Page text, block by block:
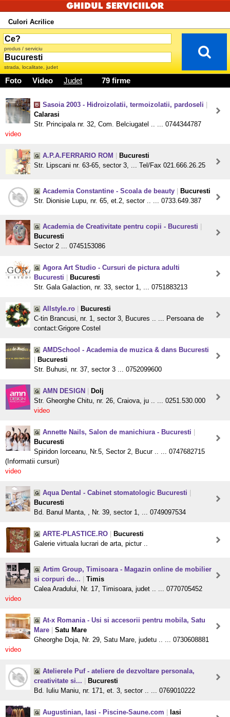
Culori Acrilice
produs / serviciu
strada, localitate, judet
Foto Video Judet 79 firme
Sasoia 2003 - Hidroizolatii, termoizolatii, pardoseli
Calarasi
Str. Principala nr. 32, Com. Belciugatel .. ... 0744344787
video
A.P.A.FERRARIO ROM
Bucuresti
Str. Lipscani nr. 63-65, sector 3, ... Tel/Fax 021.666.26.25
Academia Constantine - Scoala de beauty
Bucuresti
Str. Dionisie Lupu, nr. 65, et.2, sector .. ... 0733.649.387
Academia de Creativitate pentru copii - Bucuresti
Bucuresti
Sector 2 ... 0745153086
Agora Art Studio - Cursuri de pictura adulti
Bucuresti
Bucuresti
Str. Gala Galaction, nr. 33, sector 1, ... 0751883213
Allstyle.ro
Bucuresti
C-tin Brancusi, nr. 1, sector 3, Bucures .. ... Persoana de
contact:Grigore Costel
AMDSchool - Academia de muzica & dans Bucuresti
Bucuresti
Str. Buhusi, nr. 37, sector 3 ... 0752099600
AMN DESIGN
Dolj
Str. Gheorghe Chitu, nr. 26, Craiova, ju .. ... 0251.530.000
video
Annette Nails, Salon de manichiura - Bucuresti
Bucuresti
Spiridon Iorceanu, Nr.5, Sector 2, Bucur .. ... 0747682715
(Informatii cursuri)
video
Aqua Dental - Cabinet stomatologic Bucuresti
Bucuresti
Bd. Banul Manta, , Nr. 39, sector 1, ... 0749097534
ARTE-PLASTICE.RO
Bucuresti
Galerie virtuala lucrari de arta, pictur ..
Artim Group, Timisoara - Magazin online de mobilier
si corpuri de...
Timis
Calea Aradului, Nr. 17, Timisoara, judet .. ... 0770705452
video
At-x Romania - Usi si accesorii pentru mobila, Satu
Mare
Satu Mare
Gheorghe Doja, Nr. 29, Satu Mare, judetu .. ... 0730608881
video
Atelierele Puf - ateliere de dezvoltare personala,
creativitate si...
Bucuresti
Bd. Iuliu Maniu, nr. 171, et. 3, sector .. ... 0769010222
Augustinian, Iasi - Piscine-Saune.com
Iasi